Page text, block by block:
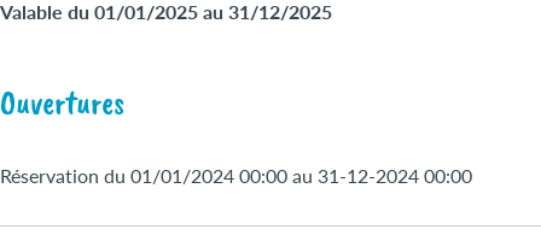
Valable du 01/01/2025 au 31/12/2025
Ouvertures
Réservation du 01/01/2024 00:00 au 31-12-2024 00:00